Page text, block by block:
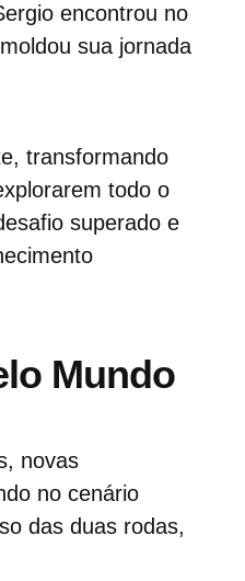
encontrou no
sua jornada
transformando
todo o
superado e
Mundo
novas
no cenário
das duas rodas,